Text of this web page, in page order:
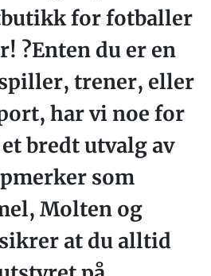
for fotballer
?Enten du er en
trener, eller
har vi noe for
bredt utvalg av
som
Molten og
at du alltid